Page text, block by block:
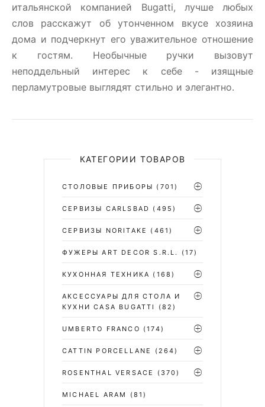
итальянской компанией Bugatti, лучше любых
слов расскажут об утонченном вкусе хозяина
дома и подчеркнут его уважительное отношение
к гостям. Необычные ручки вызовут
неподдельный интерес к себе - изящные
перламутровые выглядят стильно и элегантно.
КАТЕГОРИИ ТОВАРОВ
СТОЛОВЫЕ ПРИБОРЫ (701)
CЕРВИЗЫ CARLSBAD (495)
СЕРВИЗЫ NORITAKE (461)
ФУЖЕРЫ ART DECOR S.R.L. (17)
КУХОННАЯ ТЕХНИКА (168)
АКСЕССУАРЫ ДЛЯ СТОЛА И
КУХНИ CASA BUGATTI
(82)
UMBERTO FRANCO (174)
CATTIN PORCELLANE (264)
ROSENTHAL VERSACE (370)
MICHAEL ARAM (81)